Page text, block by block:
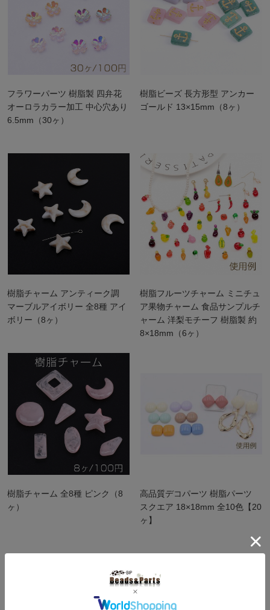
フラワーパーツ 樹脂製 四弁花
オーロラカラー加工 中心穴あり
6.5mm（30ヶ）
樹脂ビーズ 長方形型 アンカー
ゴールド 13×15mm（8ヶ）
樹脂チャーム アンティーク調
マーブルアイボリー 全8種 アイ
ボリー（8ヶ）
樹脂フルーツチャーム ミニチュ
ア果物チャーム 食品サンプルチ
ャーム 洋梨モチーフ 樹脂製 約
8×18mm（6ヶ）
樹脂チャーム 全8種 ピンク（8
ヶ）
高品質デコパーツ 樹脂パーツ
スクエア 18×18mm 全10色【20
ヶ】